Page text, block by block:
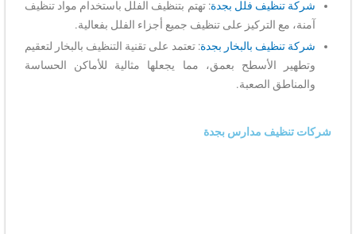
شركة تنظيف فلل بجدة: تهتم بتنظيف الفلل باستخدام مواد تنظيف
آمنة، مع التركيز على تنظيف جميع أجزاء الفلل بفعالية.
شركة تنظيف بالبخار بجدة: تعتمد على تقنية التنظيف بالبخار لتعقيم
وتطهير الأسطح بعمق، مما يجعلها مثالية للأماكن الحساسة
والمناطق الصعبة.
شركات تنظيف مدارس بجدة